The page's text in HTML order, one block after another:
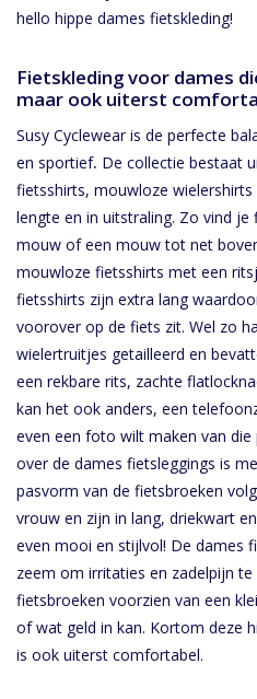
hello hippe dames fietskleding!
Fietskleding voor dames
maar ook uiterst
Susy Cyclewear is de perfecte
en sportief. De collectie bestaat
fietsshirts, mouwloze
lengte en in uitstraling. Zo vind
mouw of een mouw tot net
mouwloze fietsshirts met een
fietsshirts zijn extra lang
voorover op de fiets zit. Wel zo
wielertruitjes getailleerd en
een rekbare rits, zachte
kan het ook anders, een
even een foto wilt maken van
over de dames fietsleggings is
pasvorm van de fietsbroeken
vrouw en zijn in lang, driekwart
even mooi en stijlvol! De dames
zeem om irritaties en zadelpijn
fietsbroeken voorzien van een
of wat geld in kan. Kortom deze
is ook uiterst comfortabel.